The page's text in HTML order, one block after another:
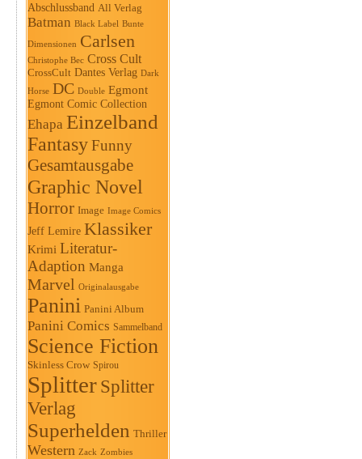
Abschlussband All Verlag
Batman Black Label Bunte
Dimensionen Carlsen
Christophe Bec Cross Cult
CrossCult Dantes Verlag Dark
Horse DC Double Egmont
Egmont Comic Collection
Ehapa Einzelband
FantasyFunny
Gesamtausgabe
Graphic Novel
Horror Image Image Comics
Jeff Lemire Klassiker
Krimi Literatur-
Adaption Manga
Marvel Originalausgabe
Panini Panini Album
Panini Comics Sammelband
Science Fiction
Skinless Crow Spirou
Splitter Splitter
Verlag
Superhelden Thriller
Western Zack Zombies